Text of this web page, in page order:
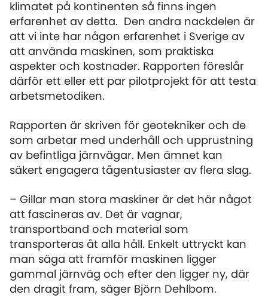
klimatet på kontinenten så finns ingen
erfarenhet av detta. Den andra nackdelen är
att vi inte har någon erfarenhet i Sverige av
att använda maskinen, som praktiska
aspekter och kostnader. Rapporten föreslår
därför ett eller ett par pilotprojekt för att testa
arbetsmetodiken.
Rapporten är skriven för geotekniker och de
som arbetar med underhåll och upprustning
av befintliga järnvägar. Men ämnet kan
säkert engagera tågentusiaster av flera slag.
– Gillar man stora maskiner är det här något
att fascineras av. Det är vagnar,
transportband och material som
transporteras åt alla håll. Enkelt uttryckt kan
man säga att framför maskinen ligger
gammal järnväg och efter den ligger ny, där
den dragit fram, säger Björn Dehlbom.